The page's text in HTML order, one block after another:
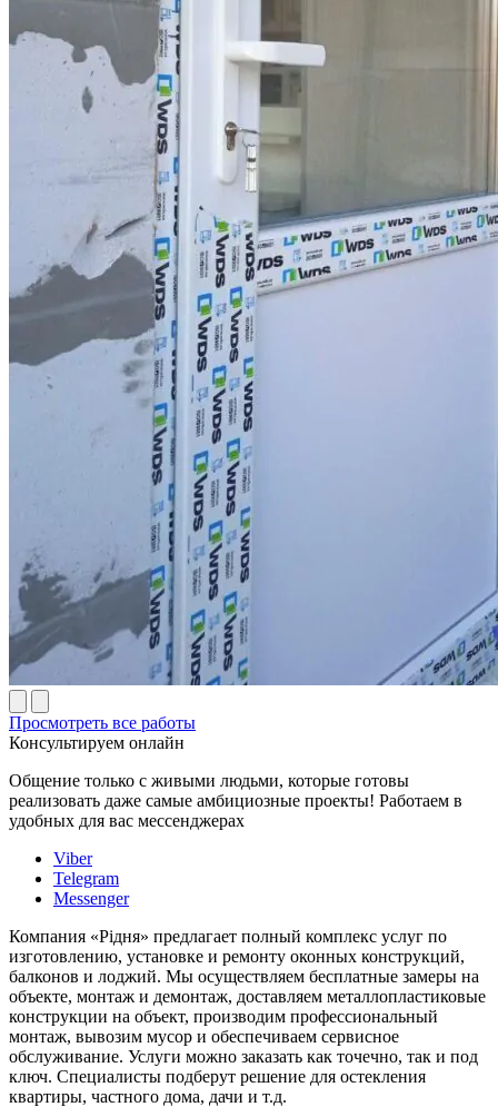
Просмотреть все работы
Консультируем онлайн
Общение только с живыми людьми, которые готовы
реализовать даже самые амбициозные проекты! Работаем в
удобных для вас мессенджерах
Viber
Telegram
Messenger
Компания «Рідня» предлагает полный комплекс услуг по
изготовлению, установке и ремонту оконных конструкций,
балконов и лоджий. Мы осуществляем бесплатные замеры на
объекте, монтаж и демонтаж, доставляем металлопластиковые
конструкции на объект, производим профессиональный
монтаж, вывозим мусор и обеспечиваем сервисное
обслуживание. Услуги можно заказать как точечно, так и под
ключ. Специалисты подберут решение для остекления
квартиры, частного дома, дачи и т.д.